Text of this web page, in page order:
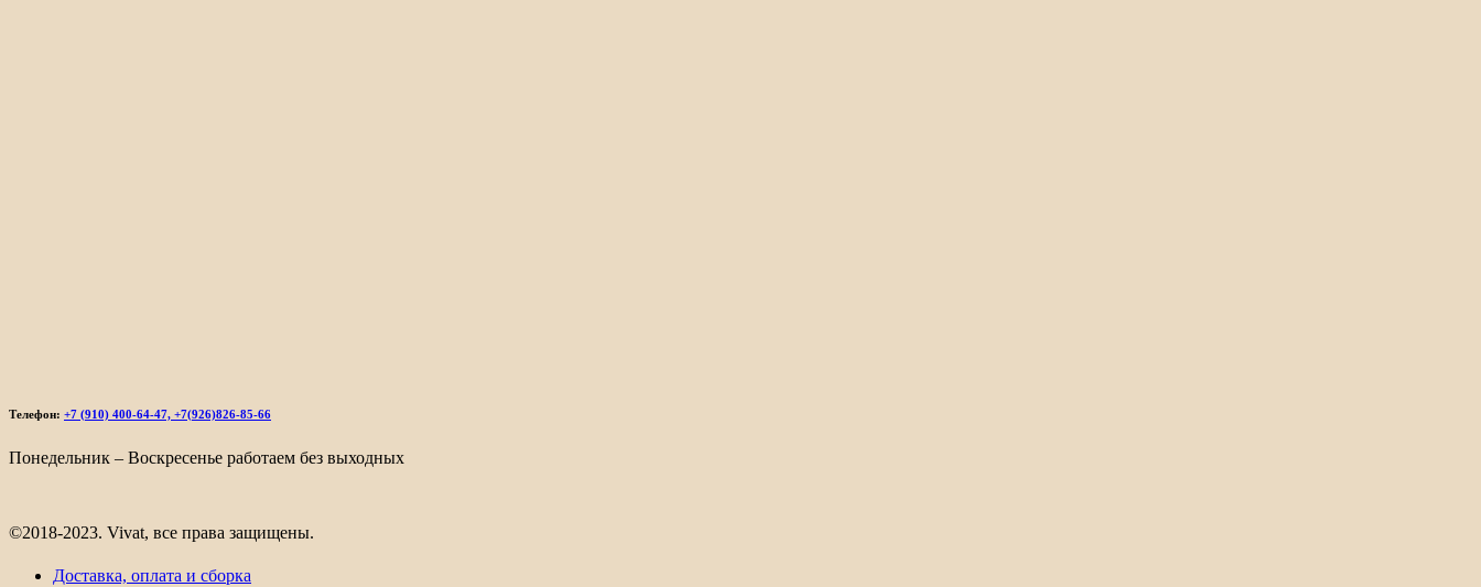
Телефон: +7 (910) 400-64-47, +7(926)826-85-66
Понедельник – Воскресенье работаем без выходных
©2018-2023. Vivat, все права защищены.
Доставка, оплата и сборка